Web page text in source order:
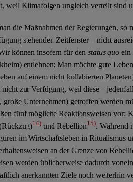
weil Klimafolgen ungleich verteilt sind
die Maßnahmen der Regierungen, so
stehenden Zeitfenster – nicht
können insofern für denstatus quo ein
entlehnen: Man möchte gute
auf einem nicht kollabierten
nicht zur Verfügung, weil diese –
große Unternehmen) getroffen werden
fünf mögliche Reaktionsweisen vor:
14) und Rebellion15). Während
im Wirtschaftsleben in Ritualismus
an der Grenze von
werden üblicherweise dadurch
anerkannten Ziele noch weiterhin